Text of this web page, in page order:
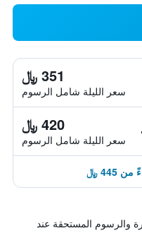
351 ﷼
سعر الليلة شامل الرسوم
420 ﷼
سعر الليلة شامل الرسوم
والرسوم المستحقة عند